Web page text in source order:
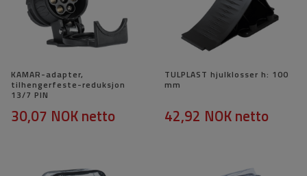
KAMAR-adapter,
tilhengerfeste-reduksjon
13/7 PIN
30,07 NOKnetto
TULPLAST hjulklosser h: 100
mm
42,92 NOKnetto